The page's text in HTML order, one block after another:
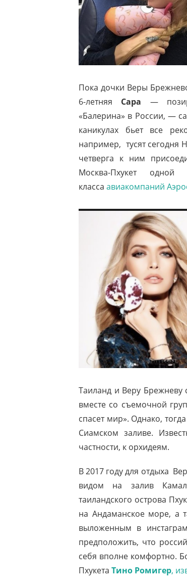
Пока дочки Веры
6-летняя Сара —
«Балерина» в России, —
каникулах бьет все
например, тусят сегодня
четверга к ним
Москва-Пхукет
класса авиакомпаний
Таиланд и Веру
вместе со съемочной
спасет мир». Однако,
Сиамском заливе.
частности, к орхидеям.
В 2017 годудля отдыха
видом на залив
таиландского острова
на Андаманское море, а
выложенным в
предположить, что
себя вполне комфортно.
Пхукета Тино Ромигер,